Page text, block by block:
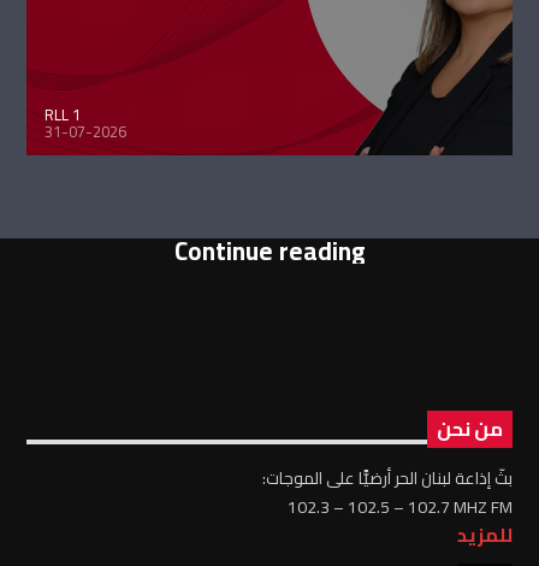
RLL 1
31-07-2026
Continue reading
من نحن
بثّ إذاعة لبنان الحر أرضيًّا على الموجات:
102.3 – 102.5 – 102.7 MHZ FM
للمزيد